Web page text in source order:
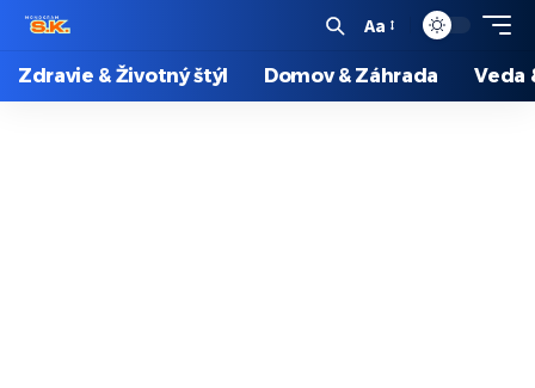
Aa
Zdravie & Životný štýl Domov & Záhrada Veda